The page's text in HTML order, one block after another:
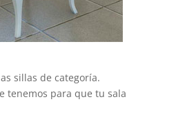
sillas de categoría.
tenemos para que tu sala